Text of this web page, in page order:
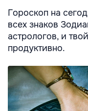
Гороскоп на
всех знаков
астрологов, и
продуктивно.